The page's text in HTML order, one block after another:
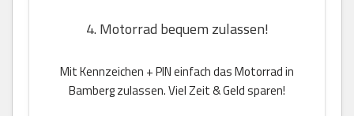
4. Motorrad bequem zulassen!
Mit Kennzeichen + PIN einfach das Motorrad in
Bamberg zulassen. Viel Zeit & Geld sparen!